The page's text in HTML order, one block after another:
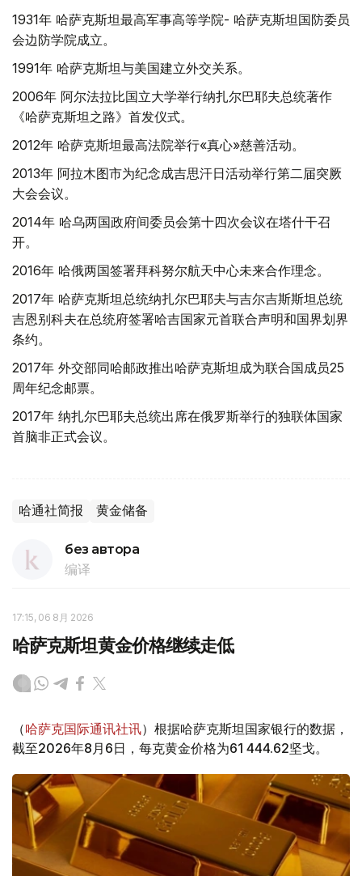
1931年 哈萨克斯坦最高军事高等学院- 哈萨克斯坦国防委员
会边防学院成立。
1991年 哈萨克斯坦与美国建立外交关系。
2006年 阿尔法拉比国立大学举行纳扎尔巴耶夫总统著作
《哈萨克斯坦之路》首发仪式。
2012年 哈萨克斯坦最高法院举行«真心»慈善活动。
2013年 阿拉木图市为纪念成吉思汗日活动举行第二届突厥
大会会议。
2014年 哈乌两国政府间委员会第十四次会议在塔什干召
开。
2016年 哈俄两国签署拜科努尔航天中心未来合作理念。
2017年 哈萨克斯坦总统纳扎尔巴耶夫与吉尔吉斯斯坦总统
吉恩别科夫在总统府签署哈吉国家元首联合声明和国界划界
条约。
2017年 外交部同哈邮政推出哈萨克斯坦成为联合国成员25
周年纪念邮票。
2017年 纳扎尔巴耶夫总统出席在俄罗斯举行的独联体国家
首脑非正式会议。
哈通社简报 黄金储备
без автора
编译
17:15, 06 8月 2026
哈萨克斯坦黄金价格继续走低
（哈萨克国际通讯社讯）根据哈萨克斯坦国家银行的数据，
截至2026年8月6日，每克黄金价格为61 444.62坚戈。